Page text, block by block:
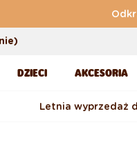
DZIECI AKCESORIA
Letnia wyprzedaż